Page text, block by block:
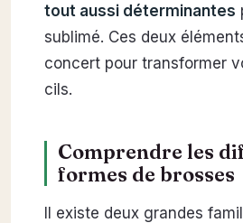
tout aussi déterminantes
sublimé. Ces deux
concert pour transformer
cils.
Comprendre les
formes de brosses
Il existe deux grandes